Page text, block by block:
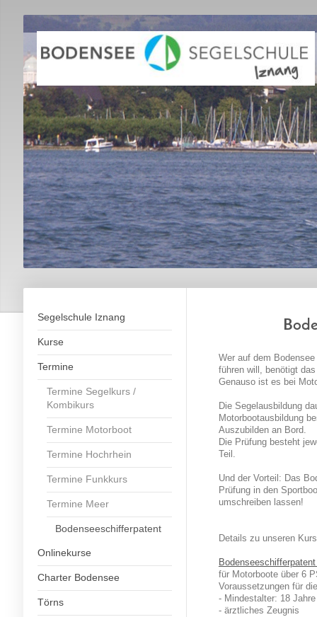
Segelschule Iznang
Kurse
Termine
Termine Segelkurs /
Kombikurs
Termine Motorboot
Termine Hochrhein
Termine Funkkurs
Termine Meer
Bodenseeschifferpatent
Onlinekurse
Charter Bodensee
Törns
Wer auf dem
führen will, benötigt
Genauso ist es bei
Die Segelausbildung
Motorbootausbildung
Auszubilden an Bord.
Die Prüfung besteht
Teil.
Und der Vorteil: Das
Prüfung in den
umschreiben lassen!
Details zu unseren
für Motorboote über 6
Voraussetzungen für
- Mindestalter: 18 Jahre
- ärztliches Zeugnis